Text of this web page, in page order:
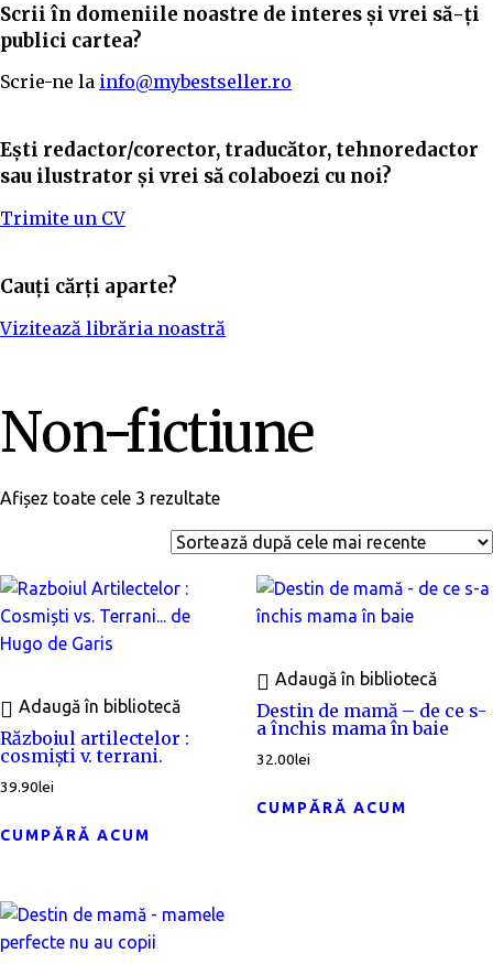
Scrii în domeniile noastre de interes și vrei să-ți
publici cartea?
Scrie-ne la info@mybestseller.ro
Ești redactor/corector, traducător, tehnoredactor
sau ilustrator și vrei să colaboezi cu noi?
Trimite un CV
Cauți cărți aparte?
Vizitează librăria noastră
Non-fictiune
Afișez toate cele 3 rezultateSortat
cele
recente
Adaugă în bibliotecă
Războiul artilectelor :
cosmişti v. terrani.
39.90lei
CUMPĂRĂ ACUM
Adaugă în bibliotecă
Destin de mamă – de ce s-
a închis mama în baie
32.00lei
CUMPĂRĂ ACUM